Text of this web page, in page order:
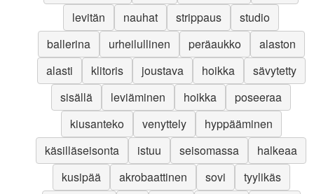
levitän
nauhat strippaus
studio
ballerina
urheilullinen peräaukko
alaston
alasti
klitoris joustava hoikka
sävytetty
sisällä
leviäminen hoikka
poseeraa
kiusanteko
venyttely
hyppääminen
käsilläseisonta
istuu seisomassa
halkeaa
kusipää
akrobaattinen sovi
tyylikäs